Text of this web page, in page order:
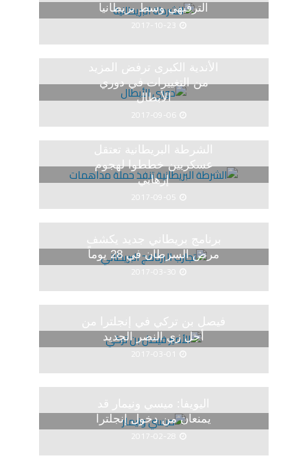
الترفيهي وسط بريطانيا
2017-10-23
الأندية الكبرى ترفض المزيد
من التغييرات في دوري
الأبطال
2017-09-06
الشرطة البريطانية تعتقل
عسكريين خططوا لهجوم
إرهابي
2017-09-05
برنامج بريطاني جديد يكشف
مرض السرطان في 28 يوماً
2017-03-30
فيصل بن تركي في إنجلترا من
أجل زي النصر الجديد
2017-03-01
اليويفا: ميسي ونيمار قد
يمنعان من دخول إنجلترا
2017-02-28